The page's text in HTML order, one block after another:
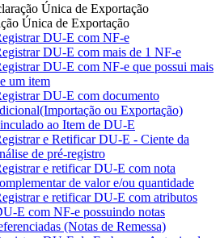
Única de Exportação
Única de Exportação
DU-E com NF-e
DU-E com mais de 1 NF-e
DU-E com NF-e que possui mais
um item
DU-E com documento
ou Exportação)
ao Item de DU-E
e Retificar DU-E - Ciente da
de pré-registro
e retificar DU-E com nota
de valor e/ou quantidade
e retificar DU-E com atributos
E com NF-e possuindo notas
(Notas de Remessa)